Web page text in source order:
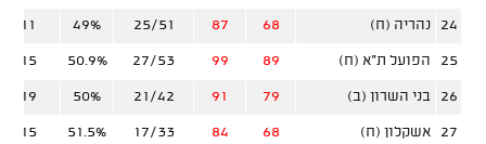
24 נהריה (ח) 68
87
25/51
49%
4/11
25 הפועל ת"א (ח) 89
99
27/53
50.9%
5/15
26 בני השרון (ב) 79
91
21/42
50%
7/19
27 אשקלון (ח) 68
84
17/33
51.5%
3/15